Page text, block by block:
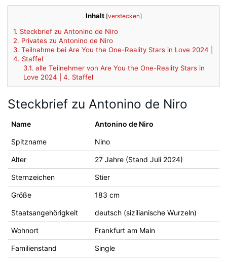
Inhalt [verstecken]
1. Steckbrief zu Antonino de Niro
2. Privates zu Antonino de Niro
3. Teilnahme bei Are You the One-Reality Stars in Love 2024 |
4. Staffel
3.1. alle Teilnehmer von Are You the One-Reality Stars in
Love 2024 | 4. Staffel
Steckbrief zu Antonino de Niro
Name Antonino de Niro
Spitzname Nino
Alter 27 Jahre (Stand Juli 2024)
Sternzeichen Stier
Größe 183 cm
Staatsangehörigkeit deutsch (sizilianische Wurzeln)
Wohnort Frankfurt am Main
Familienstand Single